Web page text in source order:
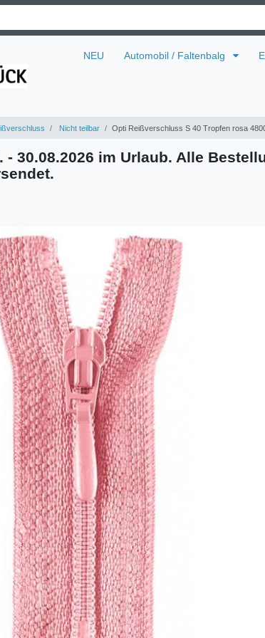
NEU Automobil / Faltenbalg
Nicht teilbar Opti Reißverschluss S 40 Tropfen rosa
- 30.08.2026 im Urlaub. Alle